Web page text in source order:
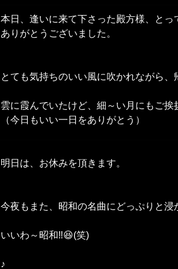
本日、逢いに来て下さった殿方様、とっ
ありがとうございました。
とても気持ちのいい風に吹かれながら、
雲に霞んでいたけど、細～い月にもご挨
（今日もいい一日をありがとう）
明日は、お休みを頂きます。
今夜もまた、昭和の名曲にどっぷりと浸
いいわ～昭和‼️😆(笑)
♪